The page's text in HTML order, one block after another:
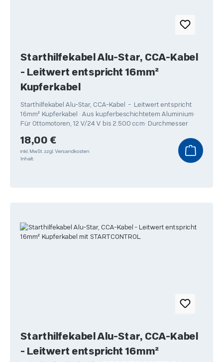
Starthilfekabel Alu-Star, CCA-Kabel
- Leitwert entspricht 16mm²
Kupferkabel
Starthilfekabel Alu-Star, CCA-Kabel - Leitwert entspricht
16mm² Kupferkabel • Aus kupferbeschichtetem Aluminium•
Für Ottomotoren, 12 V/24 V bis 2.500 ccm• Durchmesser
Regulärer Preis:
18,00 €
inkl. MwSt. zzgl. Versandkosten
Inhalt:
Starthilfekabel Alu-Star, CCA-Kabel
- Leitwert entspricht 16mm²